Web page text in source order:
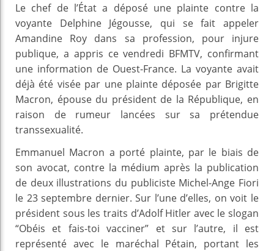
Le chef de l’État a déposé une plainte contre la
voyante Delphine Jégousse, qui se fait appeler
Amandine Roy dans sa profession, pour injure
publique, a appris ce vendredi BFMTV, confirmant
une information de Ouest-France. La voyante avait
déjà été visée par une plainte déposée par Brigitte
Macron, épouse du président de la République, en
raison de rumeur lancées sur sa prétendue
transsexualité.
Emmanuel Macron a porté plainte, par le biais de
son avocat, contre la médium après la publication
de deux illustrations du publiciste Michel-Ange Fiori
le 23 septembre dernier. Sur l’une d’elles, on voit le
président sous les traits d’Adolf Hitler avec le slogan
“Obéis et fais-toi vacciner” et sur l’autre, il est
représenté avec le maréchal Pétain, portant les